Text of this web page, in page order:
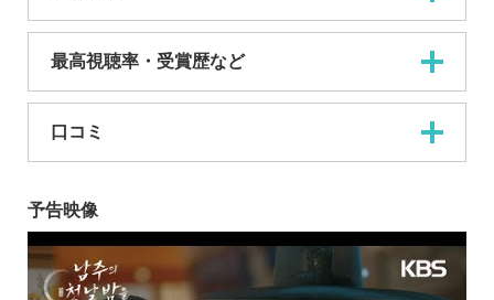
最高視聴率・受賞歴など
口コミ
予告映像